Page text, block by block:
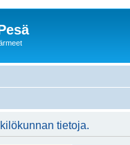
tietoja.